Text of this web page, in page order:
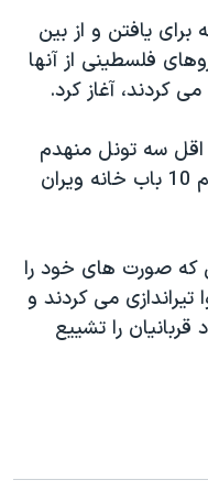
برای يافتن و از بين
فلسطينی از آنها
کردند، آغاز کرد.
اقل سه تونل منهدم
شد. فلسطينيان می گويند دست کم 10 باب خانه ويران
که صورت های خود را
می کردند و
را تشييع